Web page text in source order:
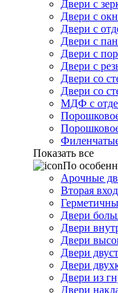
Двери с
Двери с
Двери с
Двери с
Двери с
Двери с
Двери со
Двери со
МДФ с
Показать все
По
Арочные
Вторая
Двери
Двери
Двери
Двери
Двери
Двери из
Двери